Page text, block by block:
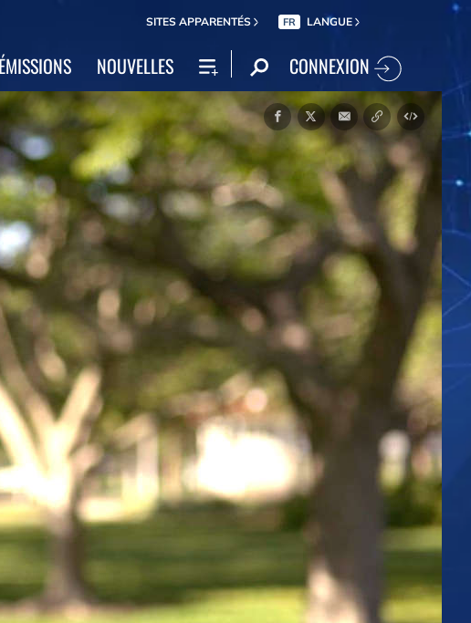
SITES APPARENTÉS FR LANGUE
ÉMISSIONS NOUVELLES CONNEXION